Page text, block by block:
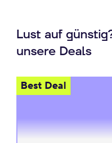
Lust auf
unsere Deals
Best Deal